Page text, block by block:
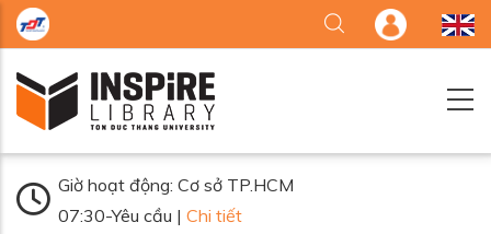
Nhảy đến nội dung
Giờ hoạt động: Cơ sở TP.HCM
07:30-Yêu cầu | Chi tiết